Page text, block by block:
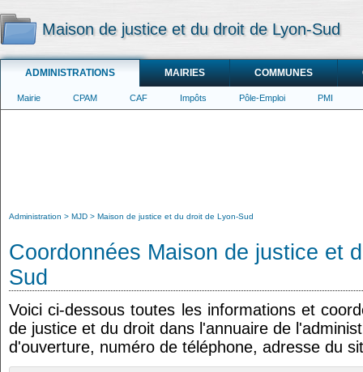
Maison de justice et du droit de Lyon-Sud
ADMINISTRATIONS MAIRIES COMMUNES
Mairie CPAM CAF Impôts Pôle-Emploi PMI
Administration MJD Maison de justice et du droit de Lyon-Sud
Coordonnées Maison de justice et
Sud
Voici ci-dessous toutes les informations et
de justice et du droit dans l'annuaire de
d'ouverture, numéro de téléphone, adresse du